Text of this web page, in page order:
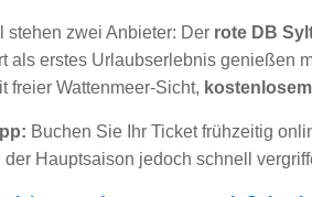
stehen zwei Anbieter: Der rote DB
als erstes Urlaubserlebnis genießen
freier Wattenmeer-Sicht,
Buchen Sie Ihr Ticket frühzeitig
der Hauptsaison jedoch schnell